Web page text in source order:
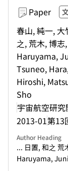
Paper
春山, 純一, 大
之, 荒木, 博志,
Haruyama,
Tsuneo,
Hiroshi,
Sho
宇宙航空研
2013-01第13
Author Heading
... 日置, 和之 荒
Haruyama,